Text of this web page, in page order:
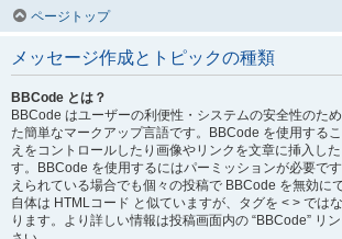
ページトップ
メッセージ作成とトピックの種類
BBCode とは？
BBCode はユーザーの利便性・システムの安全性のた
た簡単なマークアップ言語です。BBCode を使用する
えをコントロールしたり画像やリンクを文章に挿入し
す。BBCode を使用するにはパーミッションが必要で
えられている場合でも個々の投稿で BBCode を無効に
自体は HTMLコード と似ていますが、タグを < > では
ります。より詳しい情報は投稿画面内の “BBCode” リ